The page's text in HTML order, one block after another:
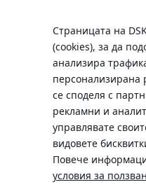
Страницата на
(cookies), за да
анализира
персонализирана
се споделя с
рекламни и
управлявате
видовете
Повече
условия за
Телефон:
0700 10 375 / *2375
Московска No.19 / ул. Г.
SWIFT/BIC: